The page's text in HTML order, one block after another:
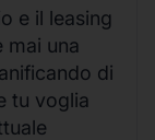
e il leasing
mai una
di
tu voglia